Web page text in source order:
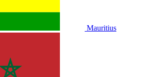
Mauritius